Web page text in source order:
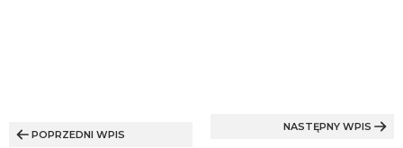
wpisu
POPRZEDNI WPIS
NASTĘPNY WPIS